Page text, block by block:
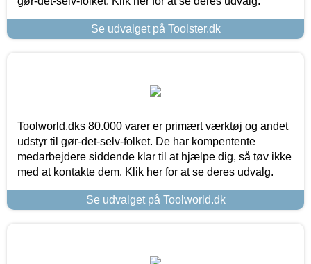
Se udvalget på Toolster.dk
Toolworld.dks 80.000 varer er primært værktøj og andet
udstyr til gør-det-selv-folket. De har kompentente
medarbejdere siddende klar til at hjælpe dig, så tøv ikke
med at kontakte dem. Klik her for at se deres udvalg.
Se udvalget på Toolworld.dk